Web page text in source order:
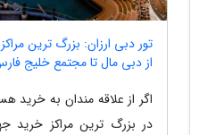
تور دبی ارزان: بزرگ ترین
از دبی مال تا مجتمع خلیج
اگر از علاقه مندان به خرید
در بزرگ ترین مراکز خرید